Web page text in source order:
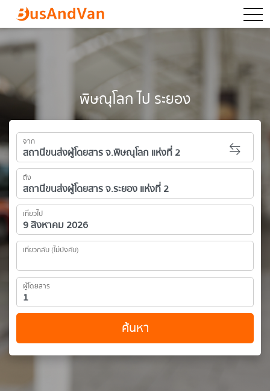
พิษณุโลก ไป ระยอง
จาก
ถึง
เที่ยวไป
เที่ยวกลับ (ไม่บังคับ)
ผู้โดยสาร
ค้นหา